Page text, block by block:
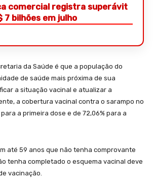
comercial registra superávit
7 bilhões em julho
da Saúde é que a população do
de saúde mais próxima de sua
a situação vacinal e atualizar a
a cobertura vacinal contra o sarampo no
a primeira dose e de 72,06% para a
até 59 anos que não tenha comprovante
tenha completado o esquema vacinal deve
vacinação.